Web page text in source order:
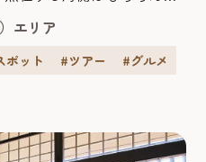
や個性的なお店がたくさ
クセスが悩ましいとこ
レンタカーを借りて、海
ンデイ・ドライブプラン
エリア
ポット #ツアー
#グルメ